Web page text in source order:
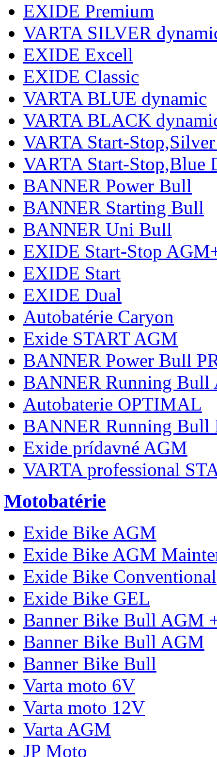
EXIDE Premium
VARTA SILVER
EXIDE Excell
EXIDE Classic
VARTA BLUE dynamic
VARTA BLACK
VARTA Start-
VARTA Start-Stop,Blue
BANNER Power Bull
BANNER Starting Bull
BANNER Uni Bull
EXIDE Start-Stop
EXIDE Start
EXIDE Dual
Autobatérie Caryon
Exide START AGM
BANNER Power Bull
BANNER Running Bull
Autobaterie OPTIMAL
BANNER Running Bull
Exide prídavné AGM
VARTA professional
Motobatérie
Exide Bike AGM
Exide Bike AGM
Exide Bike Conventional
Exide Bike GEL
Banner Bike Bull AGM
Banner Bike Bull AGM
Banner Bike Bull
Varta moto 6V
Varta moto 12V
Varta AGM
JP Moto